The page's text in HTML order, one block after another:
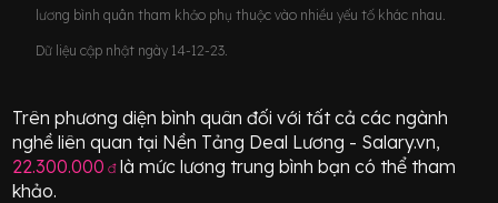
lương bình quân tham khảo phụ thuộc vào nhiều yếu tố khác nhau.
Dữ liệu cập nhật ngày 14-12-23.
Trên phương diện bình quân đối với tất cả các ngành
nghề liên quan tại Nền Tảng Deal Lương - Salary.vn,
22.300.000 đlà mức lương trung bình bạn có thể tham
khảo.